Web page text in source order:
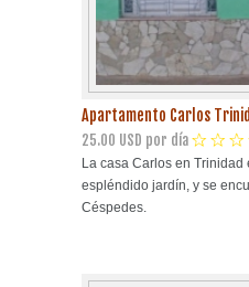
Apartamento Carlos
25.00 USD por día
La casa Carlos en Trinidad
espléndido jardín, y se
Céspedes.